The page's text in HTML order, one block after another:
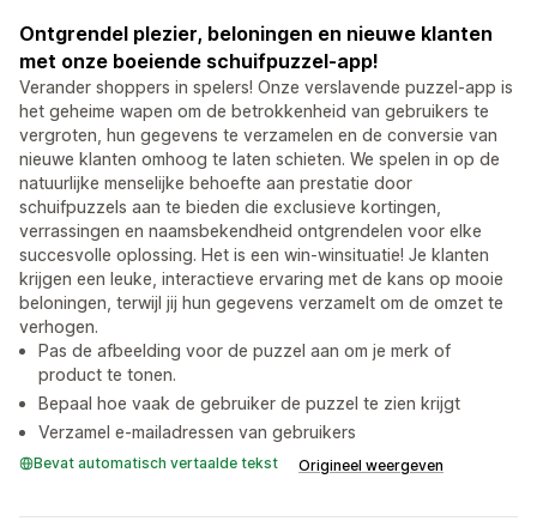
Ontgrendel plezier, beloningen en nieuwe klanten
met onze boeiende schuifpuzzel-app!
Verander shoppers in spelers! Onze verslavende puzzel-app is
het geheime wapen om de betrokkenheid van gebruikers te
vergroten, hun gegevens te verzamelen en de conversie van
nieuwe klanten omhoog te laten schieten. We spelen in op de
natuurlijke menselijke behoefte aan prestatie door
schuifpuzzels aan te bieden die exclusieve kortingen,
verrassingen en naamsbekendheid ontgrendelen voor elke
succesvolle oplossing. Het is een win-winsituatie! Je klanten
krijgen een leuke, interactieve ervaring met de kans op mooie
beloningen, terwijl jij hun gegevens verzamelt om de omzet te
verhogen.
Pas de afbeelding voor de puzzel aan om je merk of
product te tonen.
Bepaal hoe vaak de gebruiker de puzzel te zien krijgt
Verzamel e-mailadressen van gebruikers
Bevat automatisch vertaalde tekst Origineel weergeven